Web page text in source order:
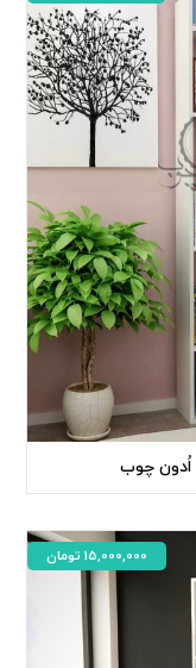
اُدون چوب
15,000,000 تومان